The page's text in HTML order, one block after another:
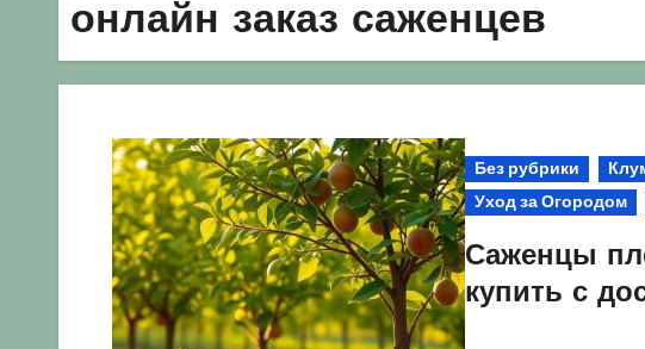
онлайн заказ саженцев
Без рубрики
Уход за Огородом
Саженцы
купить с